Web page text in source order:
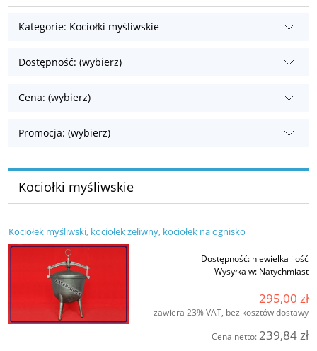
Kategorie: Kociołki myśliwskie
Dostępność: (wybierz)
Cena: (wybierz)
Promocja: (wybierz)
Kociołki myśliwskie
Kociołek myśliwski, kociołek żeliwny, kociołek na ognisko
Dostępność: niewielka ilość
Wysyłka w: Natychmiast
295,00 zł
zawiera 23% VAT, bez kosztów dostawy
Cena netto:239,84 zł